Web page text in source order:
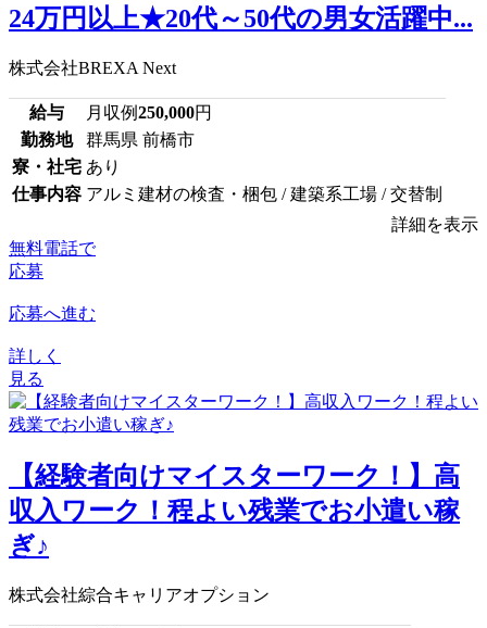
24万円以上★20代～50代の男女活躍中...
株式会社BREXA Next
給与 月収例250,000円
勤務地
群馬県 前橋市
寮・社宅 あり
仕事内容 アルミ建材の検査・梱包 / 建築系工場 / 交替制
詳細を表示
無料電話で
応募
応募へ進む
詳しく
見る
【経験者向けマイスターワーク！】高
収入ワーク！程よい残業でお小遣い稼
ぎ♪
株式会社綜合キャリアオプション